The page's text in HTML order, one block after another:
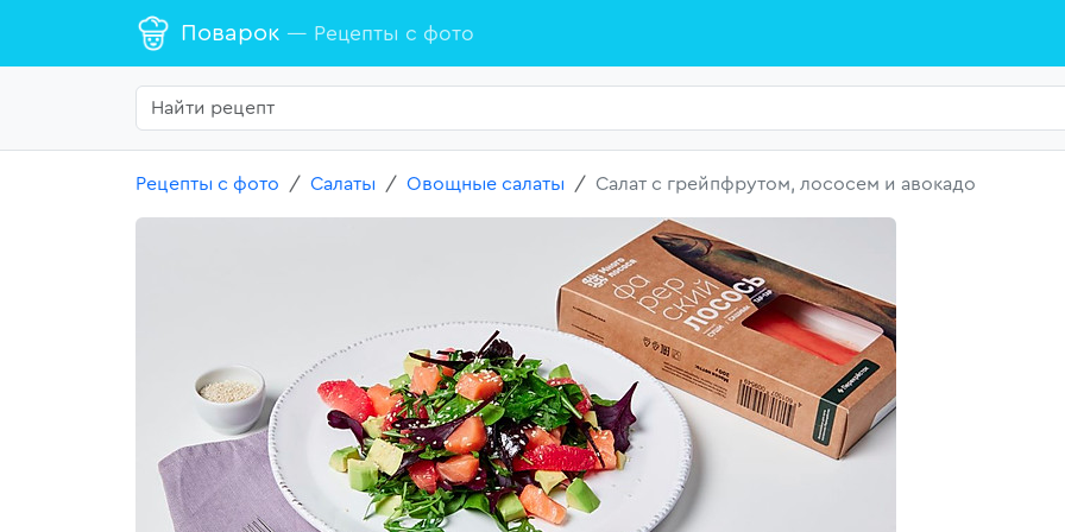
Поварок — Рецепты с фото
Рецепты с фото Салаты Овощные салаты Салат с грейпфрутом, лососем и авокадо